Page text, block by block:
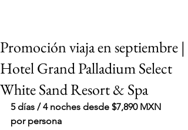
Promoción viaja en septiembre |
Hotel Grand Palladium Select
White Sand Resort & Spa
5 días / 4 noches desde $7,890 MXN
por persona